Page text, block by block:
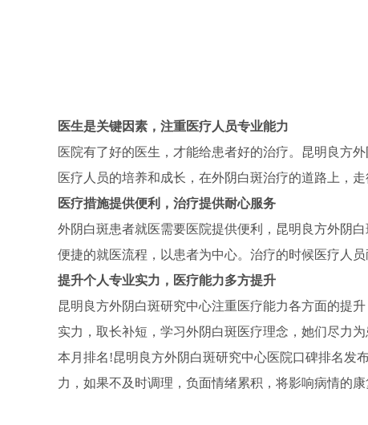
医生是关键因素，注重医疗人员专业能力
医院有了好的医生，才能给患者好的治疗。昆明良方
医疗人员的培养和成长，在外阴白斑治疗的道路上，
医疗措施提供便利，治疗提供耐心服务
外阴白斑患者就医需要医院提供便利，昆明良方外阴
便捷的就医流程，以患者为中心。治疗的时候医疗人
提升个人专业实力，医疗能力多方提升
昆明良方外阴白斑研究中心注重医疗能力各方面的提
实力，取长补短，学习外阴白斑医疗理念，她们尽力为
本月排名!昆明良方外阴白斑研究中心医院口碑排名发
力，如果不及时调理，负面情绪累积，将影响病情的